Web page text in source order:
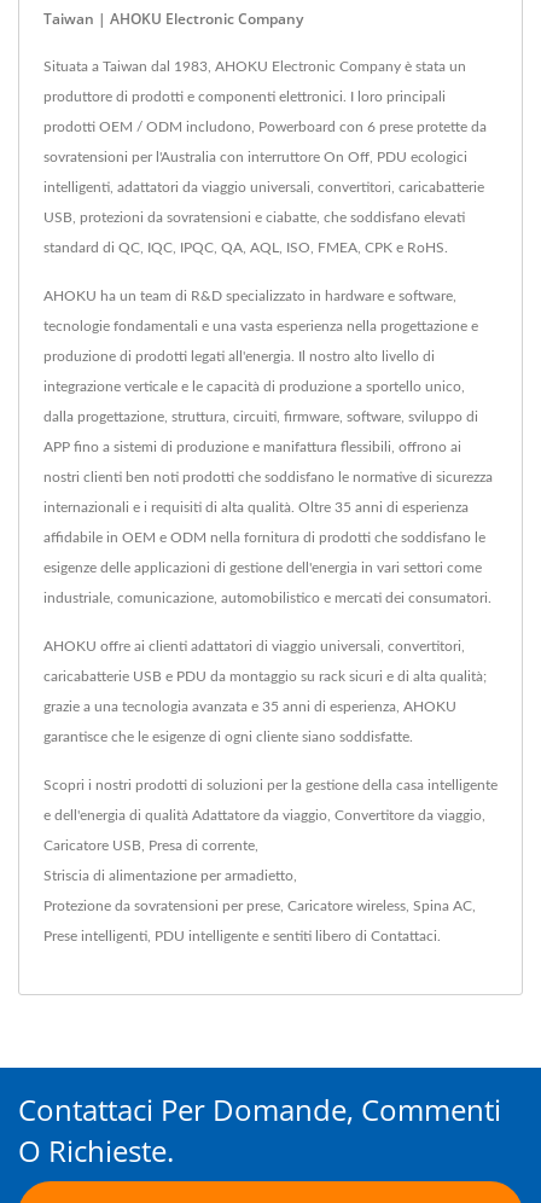
Taiwan | AHOKU Electronic Company
Situata a Taiwan dal 1983, AHOKU Electronic Company è stata un
produttore di prodotti e componenti elettronici. I loro principali
prodotti OEM / ODM includono, Powerboard con 6 prese protette da
sovratensioni per l'Australia con interruttore On Off, PDU ecologici
intelligenti, adattatori da viaggio universali, convertitori, caricabatterie
USB, protezioni da sovratensioni e ciabatte, che soddisfano elevati
standard di QC, IQC, IPQC, QA, AQL, ISO, FMEA, CPK e RoHS.
AHOKU ha un team di R&D specializzato in hardware e software,
tecnologie fondamentali e una vasta esperienza nella progettazione e
produzione di prodotti legati all'energia. Il nostro alto livello di
integrazione verticale e le capacità di produzione a sportello unico,
dalla progettazione, struttura, circuiti, firmware, software, sviluppo di
APP fino a sistemi di produzione e manifattura flessibili, offrono ai
nostri clienti ben noti prodotti che soddisfano le normative di sicurezza
internazionali e i requisiti di alta qualità. Oltre 35 anni di esperienza
affidabile in OEM e ODM nella fornitura di prodotti che soddisfano le
esigenze delle applicazioni di gestione dell'energia in vari settori come
industriale, comunicazione, automobilistico e mercati dei consumatori.
AHOKU offre ai clienti adattatori di viaggio universali, convertitori,
caricabatterie USB e PDU da montaggio su rack sicuri e di alta qualità;
grazie a una tecnologia avanzata e 35 anni di esperienza, AHOKU
garantisce che le esigenze di ogni cliente siano soddisfatte.
Scopri i nostri prodotti di soluzioni per la gestione della casa intelligente
e dell'energia di qualità Adattatore da viaggio Convertitore da viaggio
Caricatore USB Presa di corrente
Striscia di alimentazione per armadietto
Protezione da sovratensioni per prese Caricatore wireless Spina AC
Prese intelligenti PDU intelligente e sentiti libero di Contattaci
Contattaci Per Domande, Commenti
O Richieste.